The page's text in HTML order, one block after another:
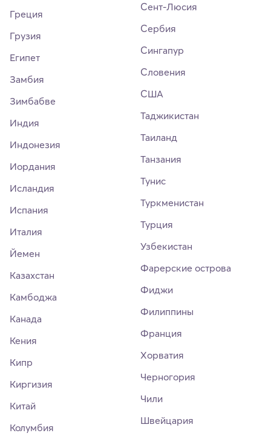
Греция
Грузия
Египет
Замбия
Зимбабве
Индия
Индонезия
Иордания
Исландия
Испания
Италия
Йемен
Казахстан
Камбоджа
Канада
Кения
Кипр
Киргизия
Китай
Колумбия
Сент-Люсия
Сербия
Сингапур
Словения
США
Таджикистан
Таиланд
Танзания
Тунис
Туркменистан
Турция
Узбекистан
Фарерские острова
Фиджи
Филиппины
Франция
Хорватия
Черногория
Чили
Швейцария